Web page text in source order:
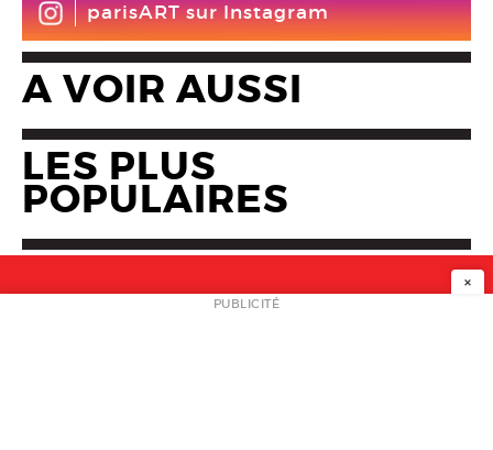
parisART sur Instagram
A VOIR AUSSI
LES PLUS
POPULAIRES
NEWSLETTER
×
PUBLICITÉ